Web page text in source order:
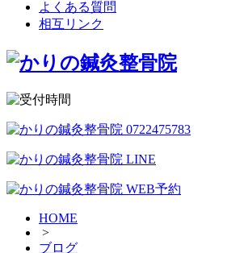
よくある質問
相互リンク
HOME
>
ブログ